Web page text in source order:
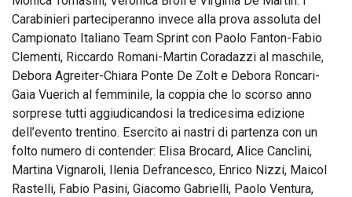
Carabinieri parteciperanno invece alla prova assoluta del
Campionato Italiano Team Sprint con Paolo Fanton-Fabio
Clementi, Riccardo Romani-Martin Coradazzi al maschile,
Debora Agreiter-Chiara Ponte De Zolt e Debora Roncari-
Gaia Vuerich al femminile, la coppia che lo scorso anno
sorprese tutti aggiudicandosi la tredicesima edizione
dell’evento trentino. Esercito ai nastri di partenza con un
folto numero di contender: Elisa Brocard, Alice Canclini,
Martina Vignaroli, Ilenia Defrancesco, Enrico Nizzi, Maicol
Rastelli, Fabio Pasini, Giacomo Gabrielli, Paolo Ventura,